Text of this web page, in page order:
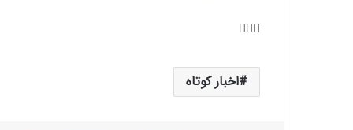
اخبار کوتاه